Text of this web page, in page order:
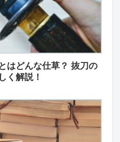
はどんな仕草？ 抜刀の
く解説！